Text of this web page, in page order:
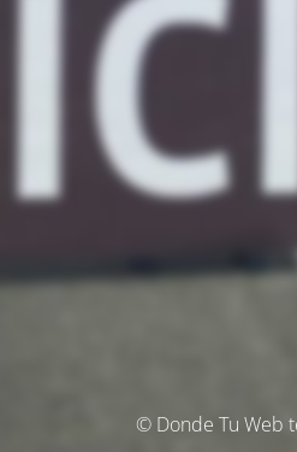
© Donde Tu Web